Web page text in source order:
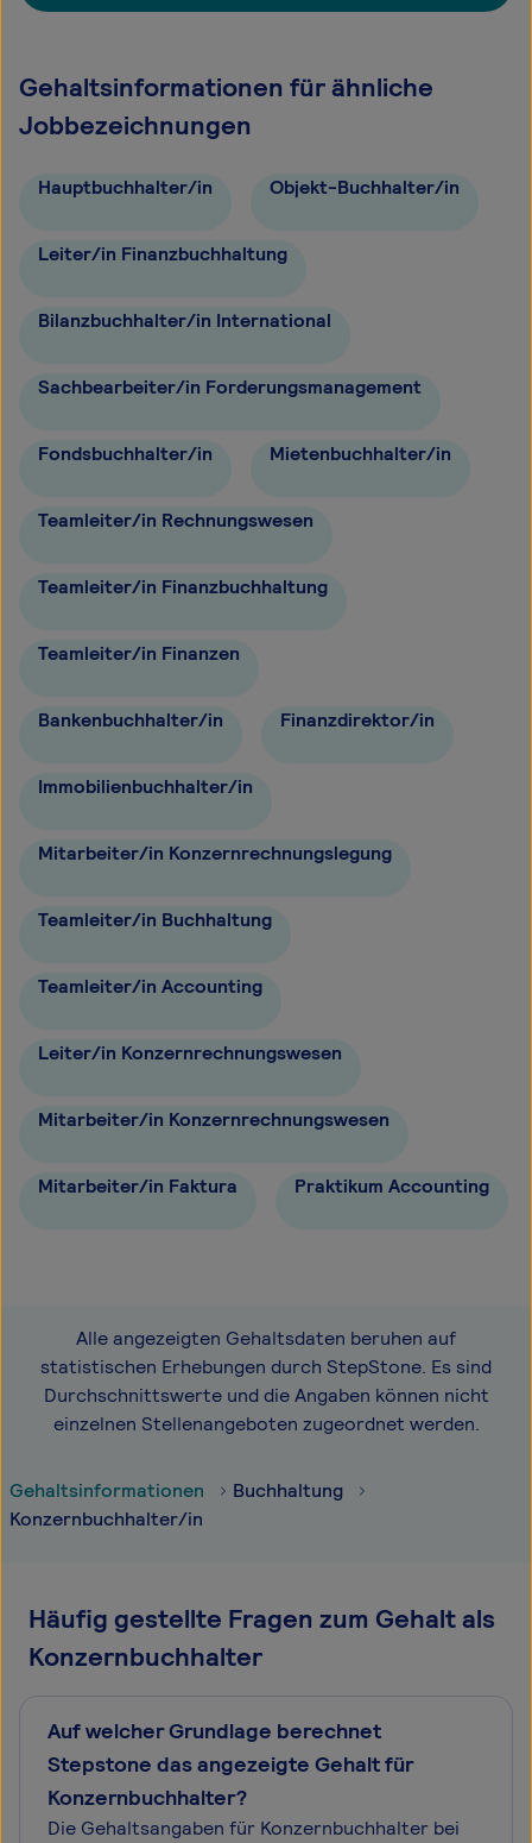
Gehaltsinformationen für ähnliche
Jobbezeichnungen
Hauptbuchhalter/in Objekt-Buchhalter/in
Leiter/in Finanzbuchhaltung
Bilanzbuchhalter/in International
Sachbearbeiter/in Forderungsmanagement
Fondsbuchhalter/in Mietenbuchhalter/in
Teamleiter/in Rechnungswesen
Teamleiter/in Finanzbuchhaltung
Teamleiter/in Finanzen
Bankenbuchhalter/in Finanzdirektor/in
Immobilienbuchhalter/in
Mitarbeiter/in Konzernrechnungslegung
Teamleiter/in Buchhaltung
Teamleiter/in Accounting
Leiter/in Konzernrechnungswesen
Mitarbeiter/in Konzernrechnungswesen
Mitarbeiter/in Faktura Praktikum Accounting
Alle angezeigten Gehaltsdaten beruhen auf
statistischen Erhebungen durch StepStone. Es sind
Durchschnittswerte und die Angaben können nicht
einzelnen Stellenangeboten zugeordnet werden.
Gehaltsinformationen
Buchhaltung
Konzernbuchhalter/in
Häufig gestellte Fragen zum Gehalt als
Konzernbuchhalter
Auf welcher Grundlage berechnet
Stepstone das angezeigte Gehalt für
Konzernbuchhalter?
Die Gehaltsangaben für Konzernbuchhalter bei